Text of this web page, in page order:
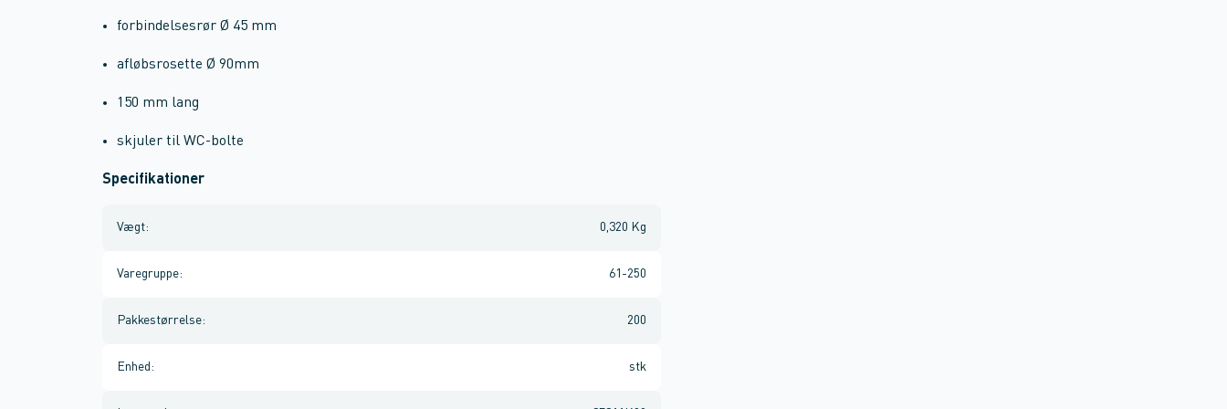
forbindelsesrør Ø 45 mm
afløbsrosette Ø 90mm
150 mm lang
skjuler til WC-bolte
Specifikationer
Vægt: 0,320 Kg
Varegruppe: 61-250
Pakkestørrelse: 200
Enhed : stk